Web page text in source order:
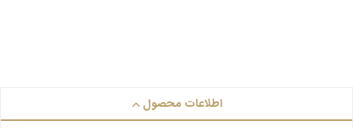
اطلاعات محصول